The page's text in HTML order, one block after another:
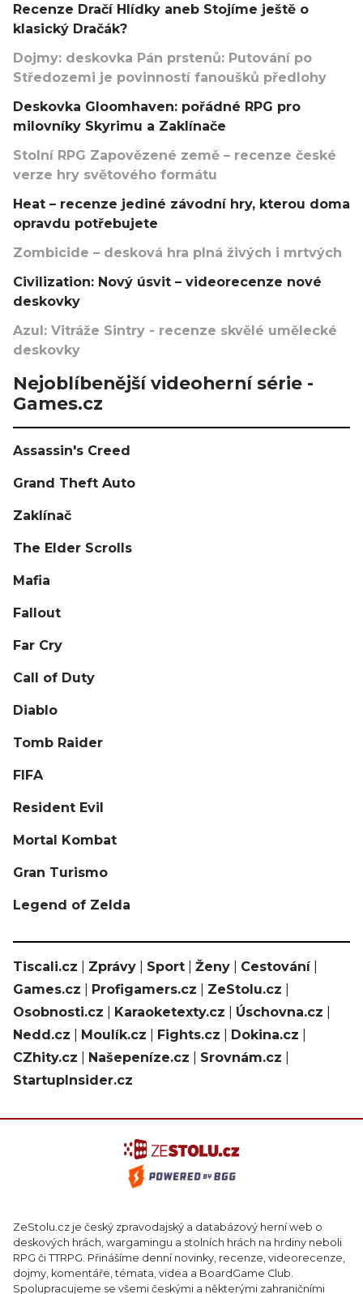
Recenze Dračí Hlídky aneb Stojíme ještě o
klasický Dračák?
Dojmy: deskovka Pán prstenů: Putování po
Středozemi je povinností fanoušků předlohy
Deskovka Gloomhaven: pořádné RPG pro
milovníky Skyrimu a Zaklínače
Stolní RPG Zapovězené země – recenze české
verze hry světového formátu
Heat – recenze jediné závodní hry, kterou doma
opravdu potřebujete
Zombicide – desková hra plná živých i mrtvých
Civilization: Nový úsvit – videorecenze nové
deskovky
Azul: Vitráže Sintry - recenze skvělé umělecké
deskovky
Nejoblíbenější videoherní série -
Games.cz
Assassin's Creed
Grand Theft Auto
Zaklínač
The Elder Scrolls
Mafia
Fallout
Far Cry
Call of Duty
Diablo
Tomb Raider
FIFA
Resident Evil
Mortal Kombat
Gran Turismo
Legend of Zelda
Tiscali.cz Zprávy Sport Ženy Cestování|
Games.cz
Profigamers.cz ZeStolu.cz
Osobnosti.cz
Karaoketexty.cz Úschovna.cz
Nedd.cz
Moulík.cz Fights.cz Dokina.cz
CZhity.cz
Našepeníze.cz Srovnám.cz
StartupInsider.cz
ZeStolu.cz je český zpravodajský a databázový herní web o
deskových hrách, wargamingu a stolních hrách na hrdiny neboli
RPG či TTRPG. Přinášíme denní novinky, recenze, videorecenze,
dojmy, komentáře, témata, videa a BoardGame Club.
Spolupracujeme se všemi českými a některými zahraničními